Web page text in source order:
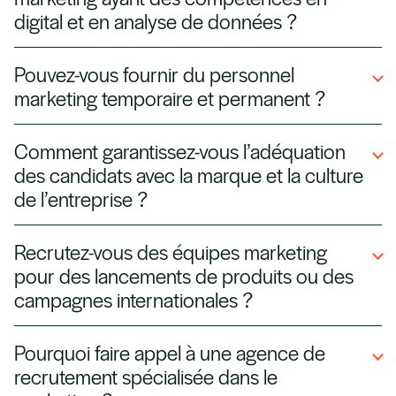
réseaux sociaux, experts SEO/SEM,
responsables de marque et directeurs
digital et en analyse de données ?
data, maîtrisant Google Analytics, les outils
CRM, l’automatisation marketing et les
croissance des entreprises.
Pouvez-vous fournir du personnel
marketing temporaire et permanent ?
du marketing temporaires pour des campagnes
ou des projets, ainsi que des collaborateurs
permanents pour vos équipes internes, vous
Comment garantissez-vous l’adéquation
des candidats avec la marque et la culture
de l’entreprise ?
le style créatif et l’expérience sectorielle, en
plus de l’expertise technique, afin d’aligner les
profils sur la voix et les objectifs de votre
Recrutez-vous des équipes marketing
pour des lancements de produits ou des
campagnes internationales ?
court terme pour les lancements de produits,
les changements de marques et les
Pourquoi faire appel à une agence de
recrutement spécialisée dans le